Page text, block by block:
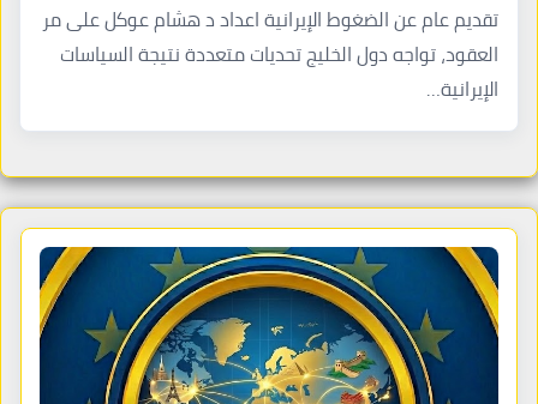
تقديم عام عن الضغوط الإيرانية اعداد د هشام عوكل على مر
العقود، تواجه دول الخليج تحديات متعددة نتيجة السياسات
الإيرانية…